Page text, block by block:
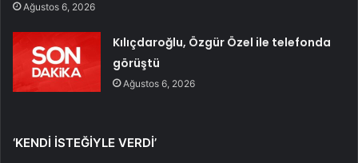
Ağustos 6, 2026
Kılıçdaroğlu, Özgür Özel ile telefonda
görüştü
Ağustos 6, 2026
‘KENDİ İSTEĞİYLE VERDİ’